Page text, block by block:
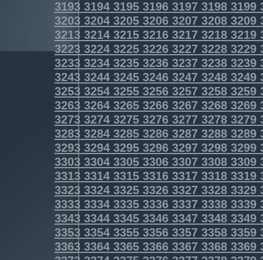
3193319431953196319731983199
3203320432053206320732083209
3213321432153216321732183219
3223322432253226322732283229
3233323432353236323732383239
3243324432453246324732483249
3253325432553256325732583259
3263326432653266326732683269
3273327432753276327732783279
3283328432853286328732883289
3293329432953296329732983299
3303330433053306330733083309
3313331433153316331733183319
3323332433253326332733283329
3333333433353336333733383339
3343334433453346334733483349
3353335433553356335733583359
3363336433653366336733683369